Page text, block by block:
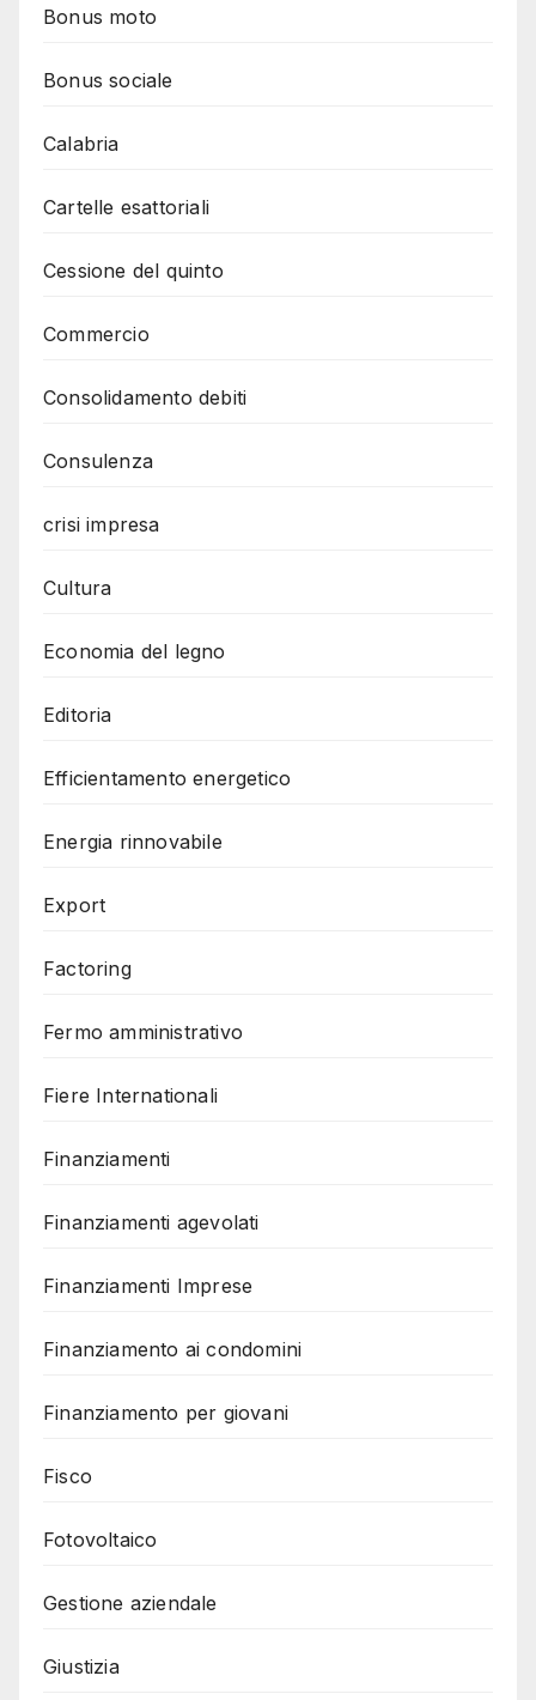
Bonus moto
Bonus sociale
Calabria
Cartelle esattoriali
Cessione del quinto
Commercio
Consolidamento debiti
Consulenza
crisi impresa
Cultura
Economia del legno
Editoria
Efficientamento energetico
Energia rinnovabile
Export
Factoring
Fermo amministrativo
Fiere Internationali
Finanziamenti
Finanziamenti agevolati
Finanziamenti Imprese
Finanziamento ai condomini
Finanziamento per giovani
Fisco
Fotovoltaico
Gestione aziendale
Giustizia